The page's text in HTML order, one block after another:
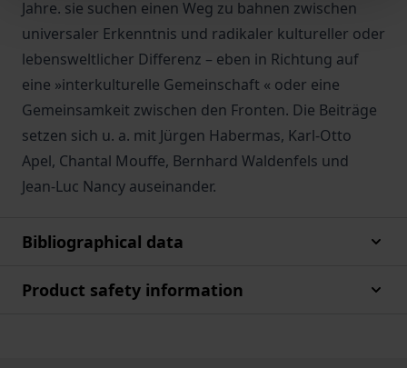
Jahre. sie suchen einen Weg zu bahnen zwischen
universaler Erkenntnis und radikaler kultureller oder
lebensweltlicher Differenz – eben in Richtung auf
eine »interkulturelle Gemeinschaft « oder eine
Gemeinsamkeit zwischen den Fronten. Die Beiträge
setzen sich u. a. mit Jürgen Habermas, Karl-Otto
Apel, Chantal Mouffe, Bernhard Waldenfels und
Jean-Luc Nancy auseinander.
Bibliographical data
Product safety information